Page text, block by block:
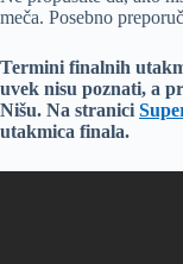
meča. Posebno
Termini finalnih
uvek nisu poznati, a
Nišu. Na stranici
utakmica finala.